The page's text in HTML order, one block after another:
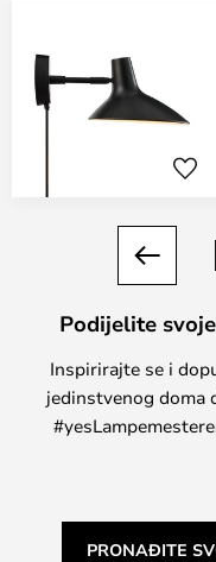
Prethodno
Podijelite
Inspirirajte se i
jedinstvenog doma
PRONAĐITE